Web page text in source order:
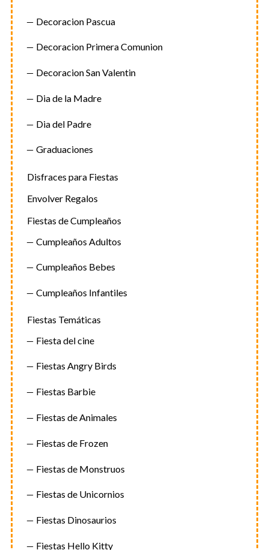
Decoracion Pascua
Decoracion Primera Comunion
Decoracion San Valentin
Dia de la Madre
Dia del Padre
Graduaciones
Disfraces para Fiestas
Envolver Regalos
Fiestas de Cumpleaños
Cumpleaños Adultos
Cumpleaños Bebes
Cumpleaños Infantiles
Fiestas Temáticas
Fiesta del cine
Fiestas Angry Birds
Fiestas Barbie
Fiestas de Animales
Fiestas de Frozen
Fiestas de Monstruos
Fiestas de Unicornios
Fiestas Dinosaurios
Fiestas Hello Kitty